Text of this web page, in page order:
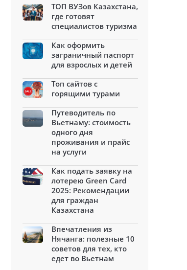
ТОП ВУЗов Казахстана,
где готовят
специалистов туризма
Как оформить
заграничный паспорт
для взрослых и детей
Топ сайтов с
горящими турами
Путеводитель по
Вьетнаму: стоимость
одного дня
проживания и прайс
на услуги
Как подать заявку на
лотерею Green Card
2025: Рекомендации
для граждан
Казахстана
Впечатления из
Нячанга: полезные 10
советов для тех, кто
едет во Вьетнам